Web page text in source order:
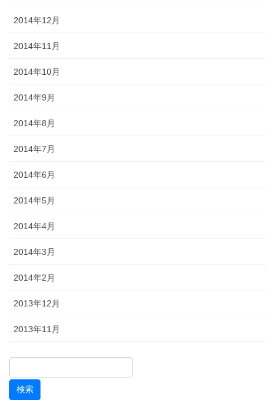
2014年12月
2014年11月
2014年10月
2014年9月
2014年8月
2014年7月
2014年6月
2014年5月
2014年4月
2014年3月
2014年2月
2013年12月
2013年11月